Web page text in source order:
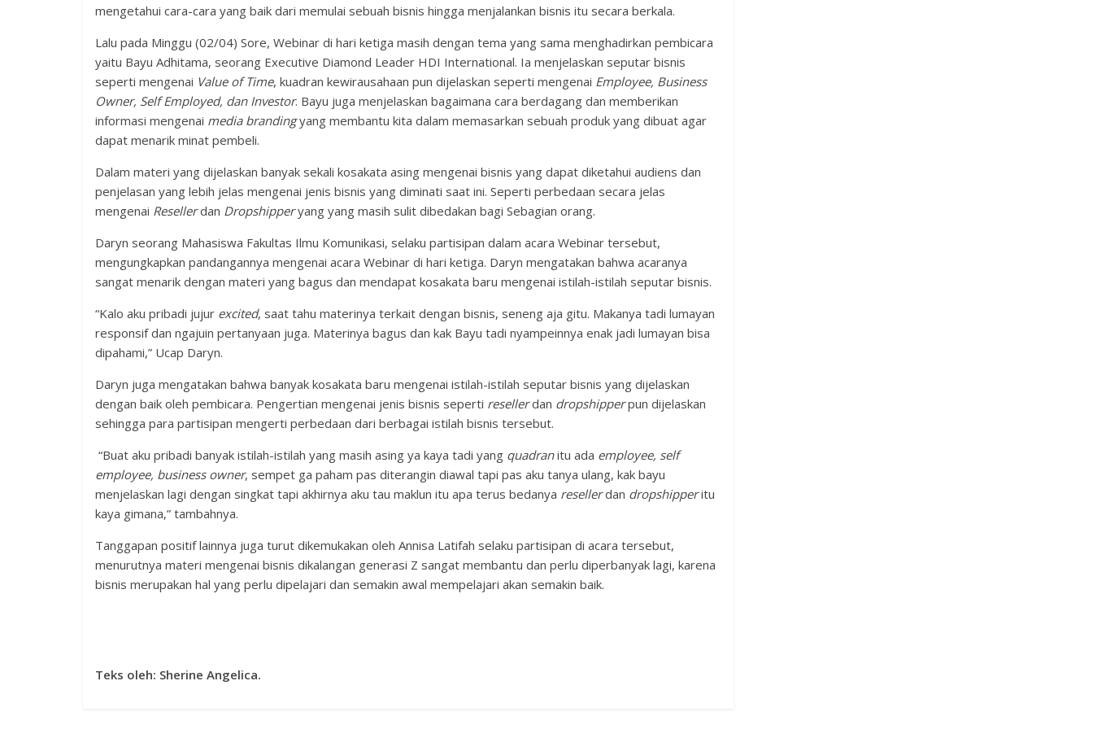
mengetahui cara-cara yang baik dari memulai sebuah bisnis hingga menjalankan bisnis itu secara berkala.
Lalu pada Minggu (02/04) Sore, Webinar di hari ketiga masih dengan tema yang sama menghadirkan pembicara
yaitu Bayu Adhitama, seorang Executive Diamond Leader HDI International. Ia menjelaskan seputar bisnis
seperti mengenai Value of Time, kuadran kewirausahaan pun dijelaskan seperti mengenai Employee, Business
Owner, Self Employed, dan Investor. Bayu juga menjelaskan bagaimana cara berdagang dan memberikan
informasi mengenai media brandingyang membantu kita dalam memasarkan sebuah produk yang dibuat agar
dapat menarik minat pembeli.
Dalam materi yang dijelaskan banyak sekali kosakata asing mengenai bisnis yang dapat diketahui audiens dan
penjelasan yang lebih jelas mengenai jenis bisnis yang diminati saat ini. Seperti perbedaan secara jelas
mengenai Resellerdan Dropshipperyang yang masih sulit dibedakan bagi Sebagian orang.
Daryn seorang Mahasiswa Fakultas Ilmu Komunikasi, selaku partisipan dalam acara Webinar tersebut,
mengungkapkan pandangannya mengenai acara Webinar di hari ketiga. Daryn mengatakan bahwa acaranya
sangat menarik dengan materi yang bagus dan mendapat kosakata baru mengenai istilah-istilah seputar bisnis.
“Kalo aku pribadi jujur excited, saat tahu materinya terkait dengan bisnis, seneng aja gitu. Makanya tadi lumayan
responsif dan ngajuin pertanyaan juga. Materinya bagus dan kak Bayu tadi nyampeinnya enak jadi lumayan bisa
dipahami,” Ucap Daryn.
Daryn juga mengatakan bahwa banyak kosakata baru mengenai istilah-istilah seputar bisnis yang dijelaskan
dengan baik oleh pembicara. Pengertian mengenai jenis bisnis seperti resellerdan dropshipperpun dijelaskan
sehingga para partisipan mengerti perbedaan dari berbagai istilah bisnis tersebut.
“Buat aku pribadi banyak istilah-istilah yang masih asing ya kaya tadi yang quadranitu ada employee, self
employee, business owner, sempet ga paham pas diterangin diawal tapi pas aku tanya ulang, kak bayu
menjelaskan lagi dengan singkat tapi akhirnya aku tau maklun itu apa terus bedanya resellerdan dropshipperitu
kaya gimana,” tambahnya.
Tanggapan positif lainnya juga turut dikemukakan oleh Annisa Latifah selaku partisipan di acara tersebut,
menurutnya materi mengenai bisnis dikalangan generasi Z sangat membantu dan perlu diperbanyak lagi, karena
bisnis merupakan hal yang perlu dipelajari dan semakin awal mempelajari akan semakin baik.
Teks oleh: Sherine Angelica.